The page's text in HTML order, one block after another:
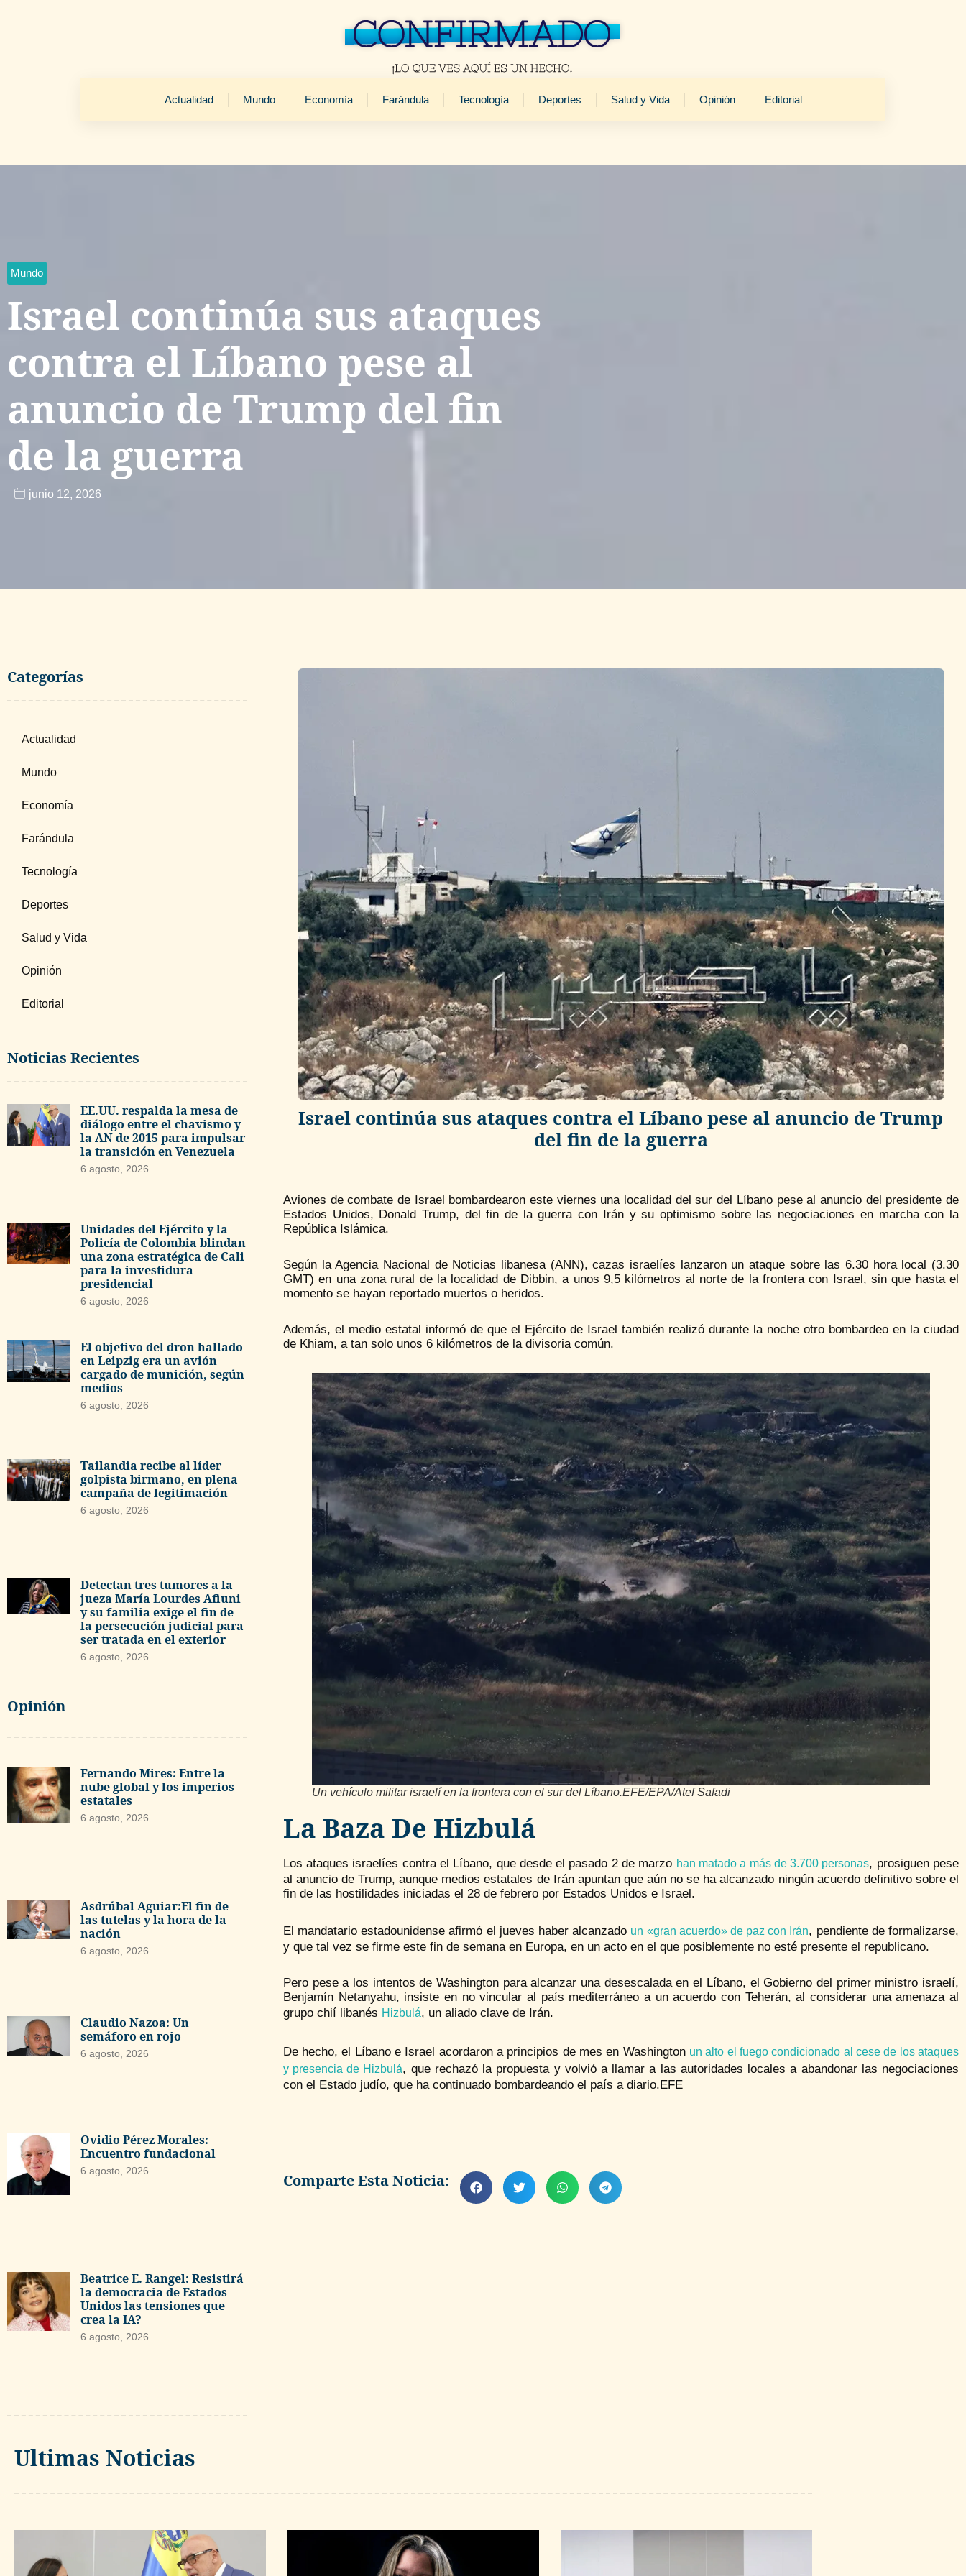
Actualidad Mundo Economía Farándula Tecnología Deportes Salud y Vida Opinión Editorial
Mundo
Israel continúa sus ataques
contra el Líbano pese al
anuncio de Trump del fin
de la guerra
junio 12, 2026
Categorías
Actualidad
Mundo
Economía
Farándula
Tecnología
Deportes
Salud y Vida
Opinión
Editorial
Noticias Recientes
EE.UU. respalda la mesa de
diálogo entre el chavismo y
la AN de 2015 para impulsar
la transición en Venezuela
6 agosto, 2026
Unidades del Ejército y la
Policía de Colombia blindan
una zona estratégica de Cali
para la investidura
presidencial
6 agosto, 2026
El objetivo del dron hallado
en Leipzig era un avión
cargado de munición, según
medios
6 agosto, 2026
Tailandia recibe al líder
golpista birmano, en plena
campaña de legitimación
6 agosto, 2026
Detectan tres tumores a la
jueza María Lourdes Afiuni
y su familia exige el fin de
la persecución judicial para
ser tratada en el exterior
6 agosto, 2026
Opinión
Fernando Mires: Entre la
nube global y los imperios
estatales
6 agosto, 2026
Asdrúbal Aguiar:El fin de
las tutelas y la hora de la
nación
6 agosto, 2026
Claudio Nazoa: Un
semáforo en rojo
6 agosto, 2026
Ovidio Pérez Morales:
Encuentro fundacional
6 agosto, 2026
Beatrice E. Rangel: Resistirá
la democracia de Estados
Unidos las tensiones que
crea la IA?
6 agosto, 2026
Israel continúa sus ataques contra el Líbano pese al anuncio de Trump
del fin de la guerra
Aviones de combate de Israel bombardearon este viernes una localidad del sur del Líbano pese al anuncio del presidente de
Estados Unidos, Donald Trump, del fin de la guerra con Irán y su optimismo sobre las negociaciones en marcha con la
República Islámica.
Según la Agencia Nacional de Noticias libanesa (ANN), cazas israelíes lanzaron un ataque sobre las 6.30 hora local (3.30
GMT) en una zona rural de la localidad de Dibbin, a unos 9,5 kilómetros al norte de la frontera con Israel, sin que hasta el
momento se hayan reportado muertos o heridos.
Además, el medio estatal informó de que el Ejército de Israel también realizó durante la noche otro bombardeo en la ciudad
de Khiam, a tan solo unos 6 kilómetros de la divisoria común.
Un vehículo militar israelí en la frontera con el sur del Líbano.EFE/EPA/Atef Safadi
La Baza De Hizbulá
Los ataques israelíes contra el Líbano, que desde el pasado 2 de marzo han matado a más de 3.700 personas, prosiguen pese
al anuncio de Trump, aunque medios estatales de Irán apuntan que aún no se ha alcanzado ningún acuerdo definitivo sobre el
fin de las hostilidades iniciadas el 28 de febrero por Estados Unidos e Israel.
El mandatario estadounidense afirmó el jueves haber alcanzado un «gran acuerdo» de paz con Irán, pendiente de formalizarse,
y que tal vez se firme este fin de semana en Europa, en un acto en el que posiblemente no esté presente el republicano.
Pero pese a los intentos de Washington para alcanzar una desescalada en el Líbano, el Gobierno del primer ministro israelí,
Benjamín Netanyahu, insiste en no vincular al país mediterráneo a un acuerdo con Teherán, al considerar una amenaza al
grupo chií libanés Hizbulá, un aliado clave de Irán.
De hecho, el Líbano e Israel acordaron a principios de mes en Washington un alto el fuego condicionado al cese de los ataques
y presencia de Hizbulá, que rechazó la propuesta y volvió a llamar a las autoridades locales a abandonar las negociaciones
con el Estado judío, que ha continuado bombardeando el país a diario.EFE
Comparte Esta Noticia:
Ultimas Noticias